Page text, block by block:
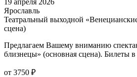
19 апреля 2026
Ярославль
Театральный выходной
сцена)
Предлагаем Вашему вниманию
близнецы» (основная сцена). Билеты в
от 3750 ₽